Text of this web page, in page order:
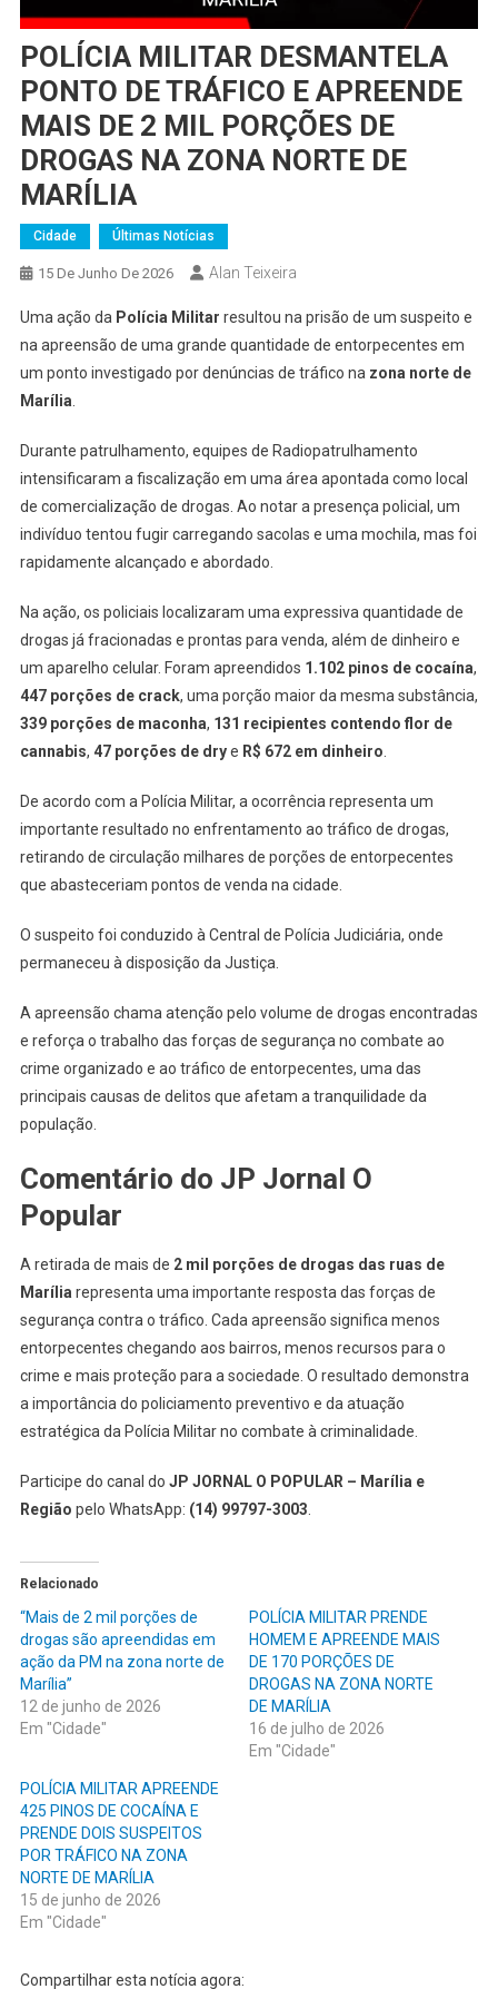
POLÍCIA MILITAR DESMANTELA
PONTO DE TRÁFICO E APREENDE
MAIS DE 2 MIL PORÇÕES DE
DROGAS NA ZONA NORTE DE
MARÍLIA
Cidade Últimas Notícias
15 De Junho De 2026 Alan Teixeira
Uma ação da Polícia Militar resultou na prisão de um suspeito e
na apreensão de uma grande quantidade de entorpecentes em
um ponto investigado por denúncias de tráfico na zona norte de
Marília
Durante patrulhamento, equipes de Radiopatrulhamento
intensificaram a fiscalização em uma área apontada como local
de comercialização de drogas. Ao notar a presença policial, um
indivíduo tentou fugir carregando sacolas e uma mochila, mas foi
rapidamente alcançado e abordado.
Na ação, os policiais localizaram uma expressiva quantidade de
drogas já fracionadas e prontas para venda, além de dinheiro e
um aparelho celular. Foram apreendidos 1.102 pinos de cocaína,
447 porções de crack, uma porção maior da mesma substância,
339 porções de maconha, 131 recipientes contendo flor de
cannabis, 47 porções de drye R$ 672 em dinheiro
De acordo com a Polícia Militar, a ocorrência representa um
importante resultado no enfrentamento ao tráfico de drogas,
retirando de circulação milhares de porções de entorpecentes
que abasteceriam pontos de venda na cidade.
O suspeito foi conduzido à Central de Polícia Judiciária, onde
permaneceu à disposição da Justiça.
A apreensão chama atenção pelo volume de drogas encontradas
e reforça o trabalho das forças de segurança no combate ao
crime organizado e ao tráfico de entorpecentes, uma das
principais causas de delitos que afetam a tranquilidade da
população.
Comentário do JP Jornal O
Popular
A retirada de mais de 2 mil porções de drogas das ruas de
Marília representa uma importante resposta das forças de
segurança contra o tráfico. Cada apreensão significa menos
entorpecentes chegando aos bairros, menos recursos para o
crime e mais proteção para a sociedade. O resultado demonstra
a importância do policiamento preventivo e da atuação
estratégica da Polícia Militar no combate à criminalidade.
Participe do canal do JP JORNAL O POPULAR – Marília e
Região pelo WhatsApp: (14) 99797-3003
Relacionado
“Mais de 2 mil porções de
drogas são apreendidas em
ação da PM na zona norte de
Marília”
12 de junho de 2026
Em "Cidade"
POLÍCIA MILITAR PRENDE
HOMEM E APREENDE MAIS
DE 170 PORÇÕES DE
DROGAS NA ZONA NORTE
DE MARÍLIA
16 de julho de 2026
Em "Cidade"
POLÍCIA MILITAR APREENDE
425 PINOS DE COCAÍNA E
PRENDE DOIS SUSPEITOS
POR TRÁFICO NA ZONA
NORTE DE MARÍLIA
15 de junho de 2026
Em "Cidade"
Compartilhar esta notícia agora: